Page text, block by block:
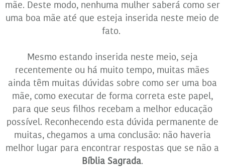
mãe. Deste modo, nenhuma mulher saberá como ser
uma boa mãe até que esteja inserida neste meio de
fato.
Mesmo estando inserida neste meio, seja
recentemente ou há muito tempo, muitas mães
ainda têm muitas dúvidas sobre como ser uma boa
mãe, como executar de forma correta este papel,
para que seus filhos recebam a melhor educação
possível. Reconhecendo esta dúvida permanente de
muitas, chegamos a uma conclusão: não haveria
melhor lugar para encontrar respostas que se não a
Bíblia Sagrada.